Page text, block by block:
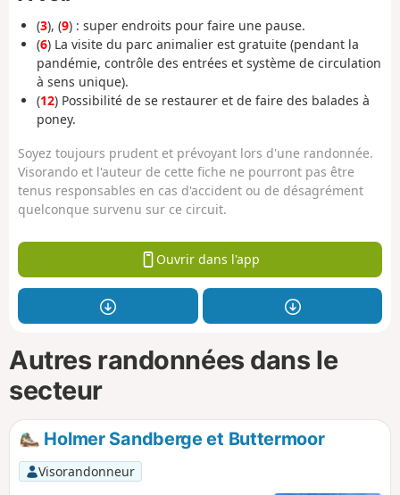
(3), (9) : super endroits pour faire une pause.
(6) La visite du parc animalier est gratuite (pendant la
pandémie, contrôle des entrées et système de circulation
à sens unique).
(12) Possibilité de se restaurer et de faire des balades à
poney.
Soyez toujours prudent et prévoyant lors d'une randonnée.
Visorando et l'auteur de cette fiche ne pourront pas être
tenus responsables en cas d'accident ou de désagrément
quelconque survenu sur ce circuit.
Ouvrir dans l'app
Autres randonnées dans le
secteur
Holmer Sandberge et Buttermoor
Visorandonneur